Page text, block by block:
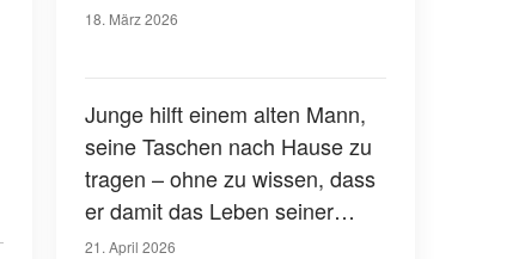
18. März 2026
Junge hilft einem alten Mann,
seine Taschen nach Hause zu
tragen – ohne zu wissen, dass
er damit das Leben seiner
Mutter rettet
21. April 2026